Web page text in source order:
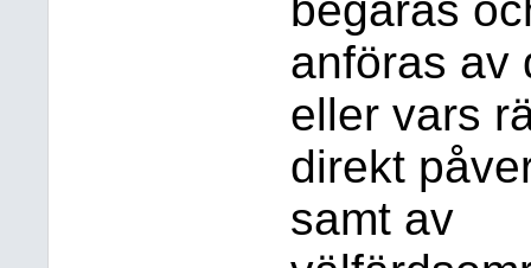
anföras av
eller vars
direkt
samt av